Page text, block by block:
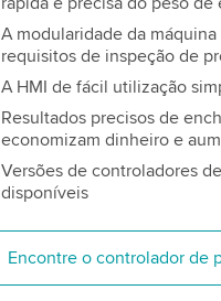
A modularidade da
requisitos de inspeção de
A HMI de fácil utilização
Resultados precisos de
economizam dinheiro e
Versões de controladores
disponíveis
Encontre o controlador de